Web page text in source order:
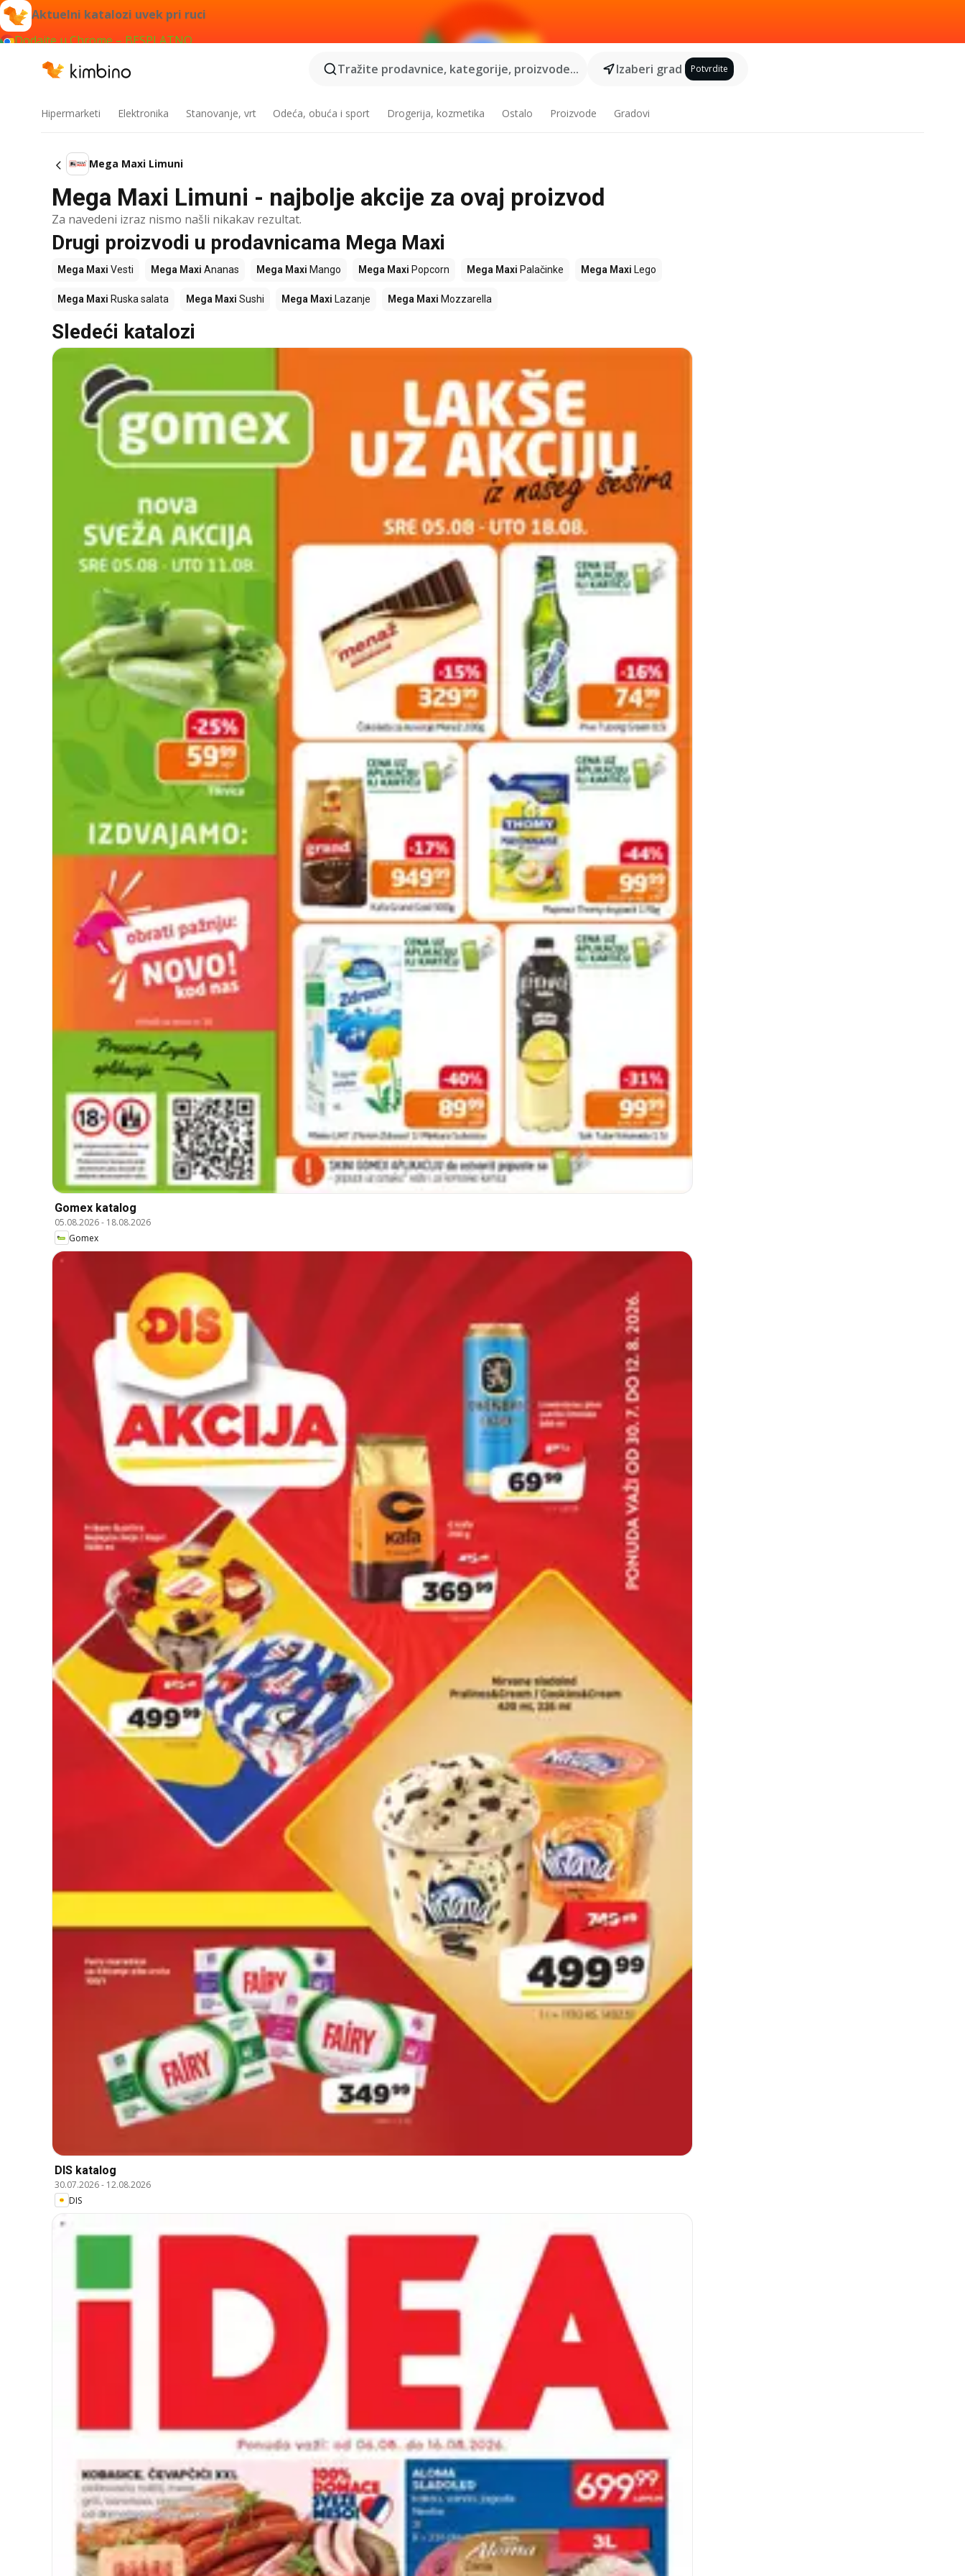
Aktuelni katalozi uvek pri ruci
Dodajte u Chrome – BESPLATNO
Tražite prodavnice, kategorije, proizvode...
Izaberi grad Potvrdite
Hipermarketi Elektronika Stanovanje, vrt Odeća, obuća i sport Drogerija, kozmetika Ostalo Proizvode Gradovi
Mega Maxi Limuni
Mega Maxi Limuni - najbolje akcije za ovaj proizvod
Za navedeni izraz nismo našli nikakav rezultat.
Drugi proizvodi u prodavnicama Mega Maxi
Mega Maxi Vesti Mega Maxi Ananas Mega Maxi Mango Mega Maxi Popcorn Mega Maxi Palačinke Mega Maxi Lego
Mega Maxi Ruska salata Mega Maxi Sushi Mega Maxi Lazanje Mega Maxi Mozzarella
Sledeći katalozi
Gomex katalog
05.08.2026- 18.08.2026
Gomex
DIS katalog
30.07.2026- 12.08.2026
DIS